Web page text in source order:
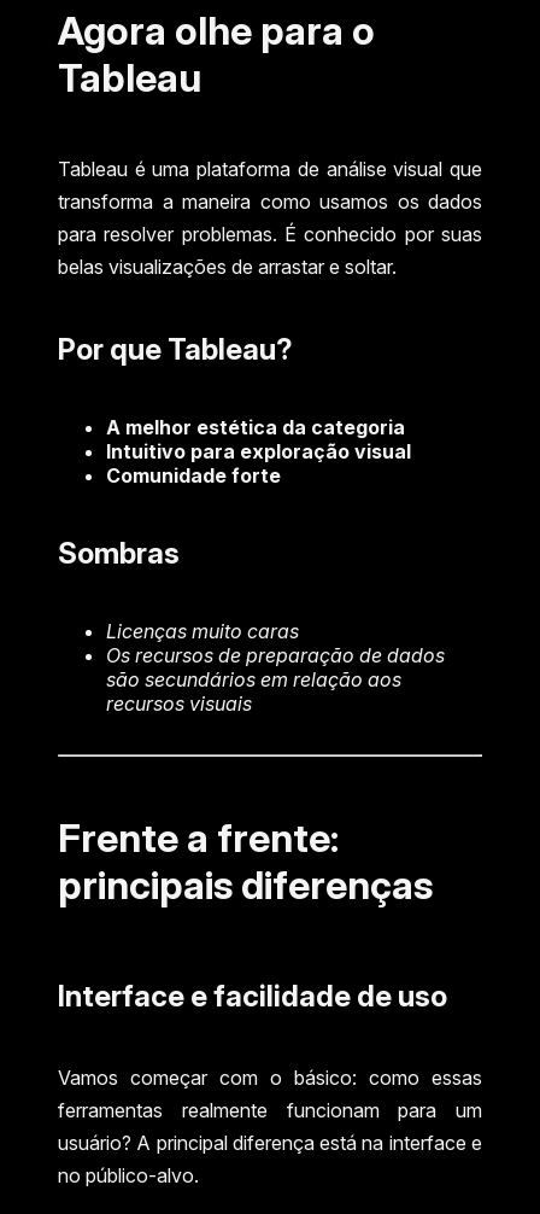
Agora olhe para o
Tableau
Tableau é uma plataforma de análise visual que
transforma a maneira como usamos os dados
para resolver problemas. É conhecido por suas
belas visualizações de arrastar e soltar.
Por que Tableau?
A melhor estética da categoria
Intuitivo para exploração visual
Comunidade forte
Sombras
Licenças muito caras
Os recursos de preparação de dados
são secundários em relação aos
recursos visuais
Frente a frente:
principais diferenças
Interface e facilidade de uso
Vamos começar com o básico: como essas
ferramentas realmente funcionam para um
usuário? A principal diferença está na interface e
no público-alvo.